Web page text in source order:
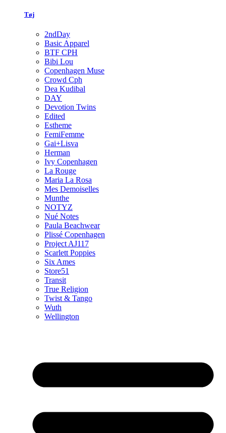
Tøj
2ndDay
Basic Apparel
BTF CPH
Bibi Lou
Copenhagen Muse
Crowd Cph
Dea Kudibal
DAY
Devotion Twins
Edited
Estheme
FemiFemme
Gai+Lisva
Herman
Ivy Copenhagen
La Rouge
Maria La Rosa
Mes Demoiselles
Munthe
NOTYZ
Nué Notes
Paula Beachwear
Plissé Copenhagen
Project AJ117
Scarlett Poppies
Six Ames
Store51
Transit
True Religion
Twist & Tango
Wuth
Wellington